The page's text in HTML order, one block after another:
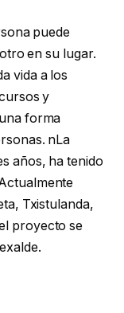
puede
en su lugar.
vida a los
y
forma
nLa
años, ha tenido
Txistulanda,
proyecto se